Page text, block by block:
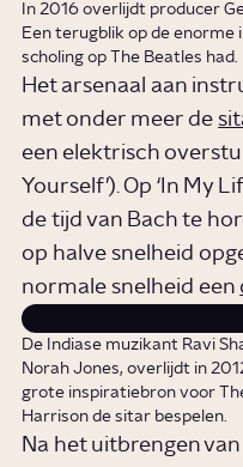
In 2016 overlijdt producer
Een terugblik op de enorme
scholing op The Beatles had.
Het arsenaal aan
met onder meer de
een elektrisch
Yourself’). Op ‘In My
de tijd van Bach te
op halve snelheid
normale snelheid een
De Indiase muzikant Ravi
Norah Jones, overlijdt in
grote inspiratiebron voor
Harrison de sitar bespelen.
Na het uitbrengen van